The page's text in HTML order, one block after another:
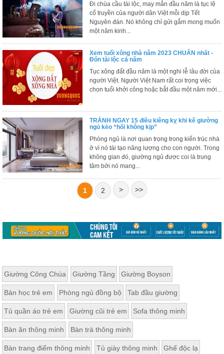
trang
trí
Nội
Thất
Nhà
Hàng
Nội
Thất
Đi chùa cầu tài lộc, may mắn đầu năm là tục lệ
cổ truyền của người dân Việt mỗi dịp Tết
Nguyên đán. Nó không chỉ gửi gắm mong muốn
một năm kinh...
Xem tuổi xông nhà năm 2023 CHUẨN nhất -
Đón tài lộc cả năm
Tục xông đất đầu năm là một nghi lễ lâu đời của
người Việt. Người Việt Nam rất coi trọng việc
chọn tuổi khởi công hoặc bắt đầu một năm mới...
TRÁNH NGAY 15 điều kiêng kỵ khi kê giường
ngủ kẻo “hối không kịp”
Phòng ngủ là nơi quan trọng trong kiến trúc nhà
ở vì nó tái tạo năng lượng cho con người. Trong
không gian đó, giường ngủ được coi là trung
tâm bởi nó mang...
1 2 > >>
Giường Công Chúa Giường Tầng Giường Boyson
Bàn học trẻ em Phòng ngủ đồng bộ Tab đầu giường
Tủ quần áo trẻ em Giường cũi trẻ em Sofa thông minh
Bàn ăn thông minh Bàn trà thông minh
Bàn trang điểm thông minh Tủ giày thông minh Ghế độc lạ